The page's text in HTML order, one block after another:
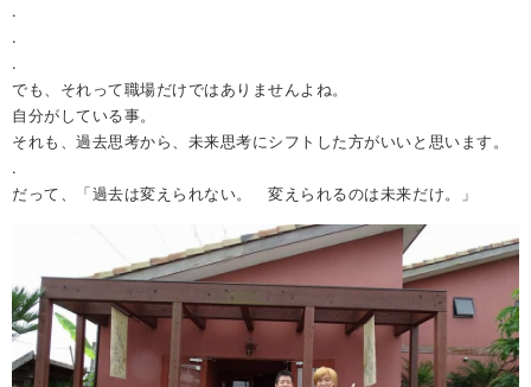
.
.
.
でも、それって職場だけではありませんよね。
自分がしている事。
それも、過去思考から、未来思考にシフトした方がいいと思います。
.
だって、「過去は変えられない。 変えられるのは未来だけ。」